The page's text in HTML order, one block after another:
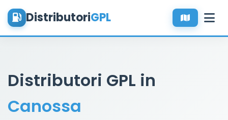
DistributoriGPL
Distributori GPL in
Canossa